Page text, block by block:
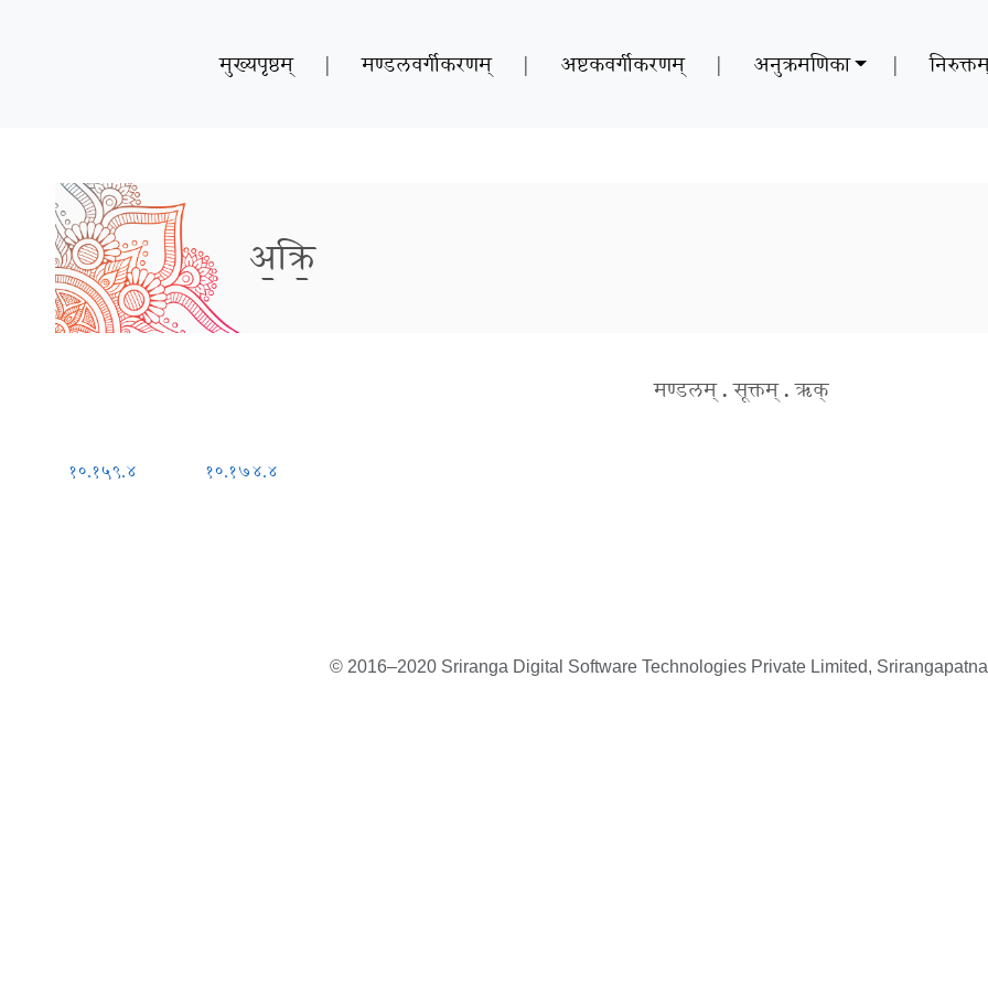
मुख्यपृष्ठम् | मण्डलवर्गीकरणम् | अष्टकवर्गीकरणम् | अनुक्रमणिका |
अ॒क्रि॒
मण्डलम् . सूक्तम् . ऋक्
१०.१५९.४ १०.१७४.४
© 2016–2020 Sriranga Digital Software Technologies Private Limited,